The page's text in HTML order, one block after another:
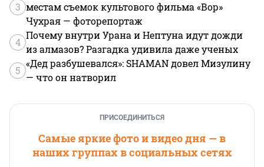
3 местам съемок культового фильма «Вор»
Чухрая — фоторепортаж
4
Почему внутри Урана и Нептуна идут дожди
из алмазов? Разгадка удивила даже ученых
5
«Дед разбушевался»: SHAMAN довел Мизулину
— что он натворил
ПРИСОЕДИНИТЬСЯ
Самые яркие фото и видео дня — в
наших группах в социальных сетях